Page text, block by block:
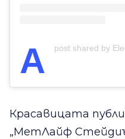
A post shared by
Красавицата
„МетЛайф